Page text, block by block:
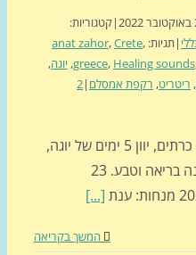
|קטגוריות:
anat zahor,Crete,
greece,
, יוגה,
אמסלם|
2
ריטריט יוגה וצלילים מרפאים – כרתים, יוון 5 ימים של יוגה,
מדיטציה, צלילים מרפאים, תזונה בריאה וטבע. 23
[...]
המשך בקריאה